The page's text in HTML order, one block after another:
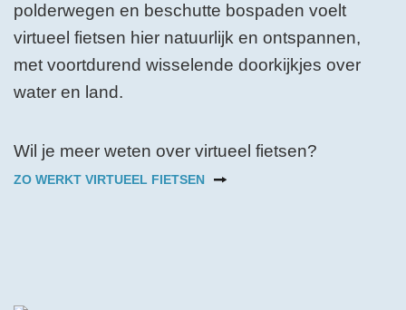
polderwegen en beschutte bospaden voelt
virtueel fietsen hier natuurlijk en ontspannen,
met voortdurend wisselende doorkijkjes over
water en land.
Wil je meer weten over virtueel fietsen?
ZO WERKT VIRTUEEL FIETSEN